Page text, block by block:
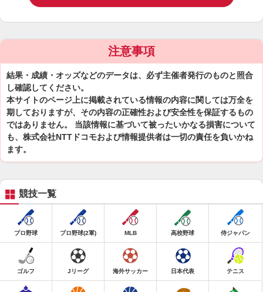
注意事項
結果・成績・オッズなどのデータは、必ず主催者発行のものと照合
し確認してください。
本サイトのページ上に掲載されている情報の内容に関しては万全を
期しておりますが、その内容の正確性および安全性を保証するもの
ではありません。 当該情報に基づいて被ったいかなる損害について
も、株式会社NTTドコモおよび情報提供者は一切の責任を負いかね
ます。
競技一覧
プロ野球 プロ野球(2軍) MLB 高校野球 侍ジャパン
ゴルフ Jリーグ 海外サッカー 日本代表 テニス